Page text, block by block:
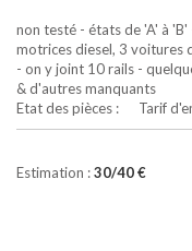
non testé - états de 'A' à
motrices diesel, 3 voitures
- on y joint 10 rails -
& d'autres manquants
Etat des pièces : Tarif
Estimation :30/40 €